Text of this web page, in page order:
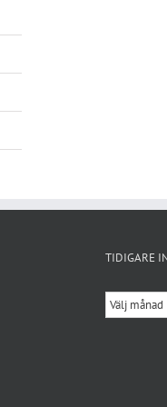
TIDIGARE
Tidigare
inlägg